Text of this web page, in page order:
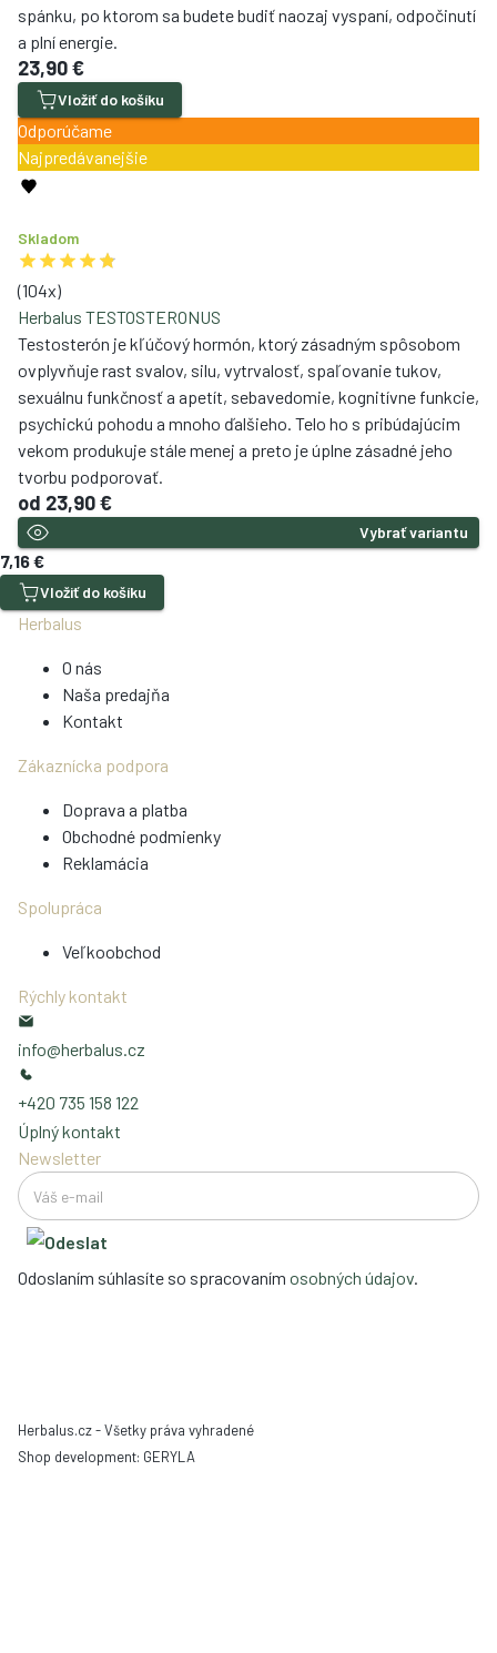
spánku, po ktorom sa budete budiť naozaj vyspaní, odpočinutí
a plní energie.
23,90 €
Vložiť do košíku
Odporúčame
Najpredávanejšie
Skladom
(104x)
Herbalus TESTOSTERONUS
Testosterón je kľúčový hormón, ktorý zásadným spôsobom
ovplyvňuje rast svalov, silu, vytrvalosť, spaľovanie tukov,
sexuálnu funkčnosť a apetít, sebavedomie, kognitívne funkcie,
psychickú pohodu a mnoho ďalšieho. Telo ho s pribúdajúcim
vekom produkuje stále menej a preto je úplne zásadné jeho
tvorbu podporovať.
od 23,90 €
Vybrať variantu
7,16 €
Vložiť do košíku
Herbalus
O nás
Naša predajňa
Kontakt
Zákaznícka podpora
Doprava a platba
Obchodné podmienky
Reklamácia
Spolupráca
Veľkoobchod
Rýchly kontakt
info@herbalus.cz
+420 735 158 122
Úplný kontakt
Newsletter
Odoslaním súhlasíte so spracovaním osobných údajov.
Herbalus.cz - Všetky práva vyhradené
Shop development: GERYLA